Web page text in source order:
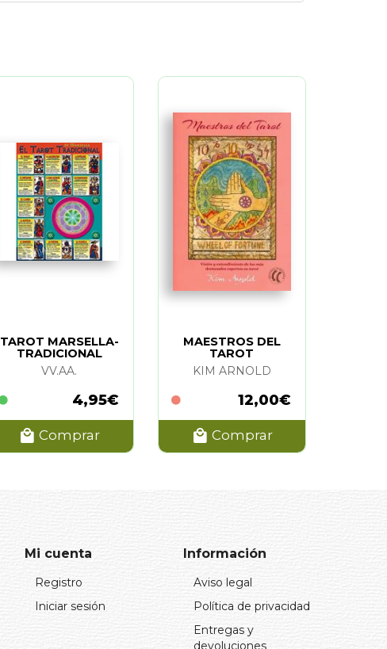
TAROT MARSELLA-
TRADICIONAL
(LAMINA)
VV.AA.
4,95€
Comprar
MAESTROS DEL
TAROT
KIM ARNOLD
12,00€
Comprar
Mi cuenta
Registro
Iniciar sesión
Información
Aviso legal
Política de privacidad
Entregas y
devoluciones